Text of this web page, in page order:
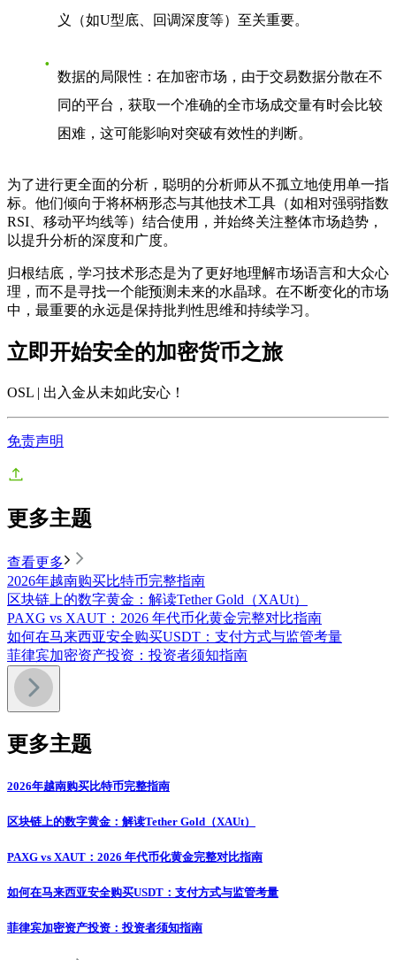
义（如U型底、回调深度等）至关重要。
数据的局限性 ：在加密市场，由于交易数据分散在不
同的平台，获取一个准确的全市场成交量有时会比较
困难，这可能影响对突破有效性的判断。
为了进行更全面的分析，聪明的分析师从不孤立地使用单一指
标。他们倾向于将杯柄形态与其他技术工具（如相对强弱指数
RSI、移动平均线等）结合使用，并始终关注整体市场趋势，
以提升分析的深度和广度。
归根结底，学习技术形态是为了更好地理解市场语言和大众心
理，而不是寻找一个能预测未来的水晶球。在不断变化的市场
中，最重要的永远是保持批判性思维和持续学习。
立即开始安全的加密货币之旅
OSL | 出入金从未如此安心 ！
免责声明
更多主题
查看更多
2026年越南购买比特币完整指南
区块链上的数字黄金：解读Tether Gold（XAUt）
PAXG vs XAUT：2026 年代币化黄金完整对比指南
如何在马来西亚安全购买USDT：支付方式与监管考量
菲律宾加密资产投资：投资者须知指南
更多主题
2026年越南购买比特币完整指南
区块链上的数字黄金：解读Tether Gold（XAUt）
PAXG vs XAUT：2026 年代币化黄金完整对比指南
如何在马来西亚安全购买USDT：支付方式与监管考量
菲律宾加密资产投资：投资者须知指南